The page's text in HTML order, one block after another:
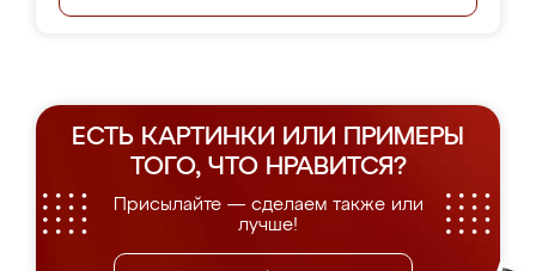
ЕСТЬ КАРТИНКИ ИЛИ ПРИМЕРЫ
ТОГО, ЧТО НРАВИТСЯ?
Присылайте — сделаем также или
лучше!